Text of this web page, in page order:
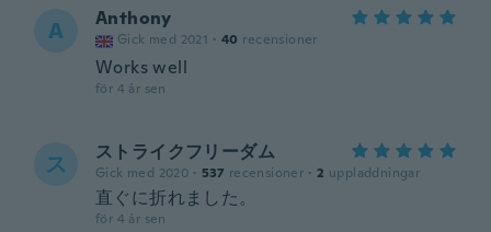
A Anthony
Gick med 2021 · 40 recensioner
Works well
för 4 år sen
ス ストライクフリーダム
Gick med 2020 · 537 recensioner · 2 uppladdningar
直ぐに折れました。
för 4 år sen